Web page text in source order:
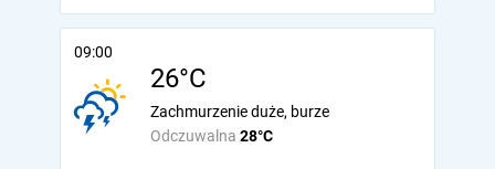
09:00
26°C
Odczuwalna 28°C
Zachmurzenie duże, burze